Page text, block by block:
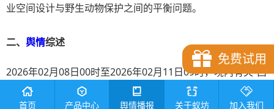
业空间设计与野生动物保护之间的平衡问题。
二、 舆情综述
2026年02月08日00时至2026年02月11日09时，境内有关“西
安万象城多只小鸟撞玻璃墙身亡”的舆情信息主要传播平台为
免费试用
首页 产品中心 舆情播报 关于蚁坊 加入我们